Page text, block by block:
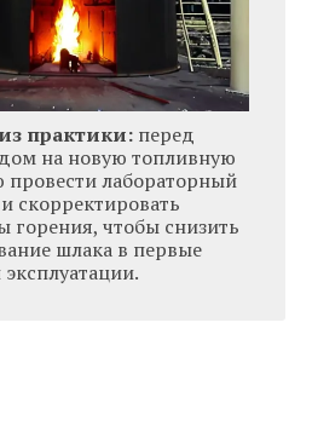
практики: перед
на новую топливную
провести лабораторный
скорректировать
горения, чтобы снизить
шлака в первые